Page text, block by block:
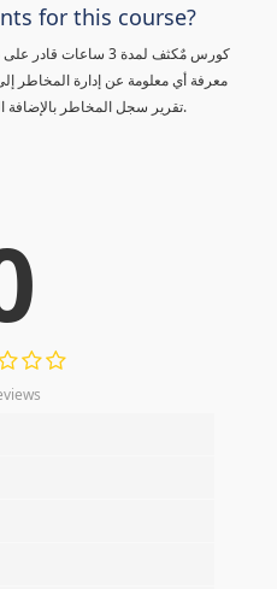
for this course?
كورس مٌكثف لمدة 3
معرفة أي معلومة عن إدارة المخاطر
تقرير سجل المخاطر بالإضافة الى المقدرة التامية لإدارة مخاطر المشاريع.